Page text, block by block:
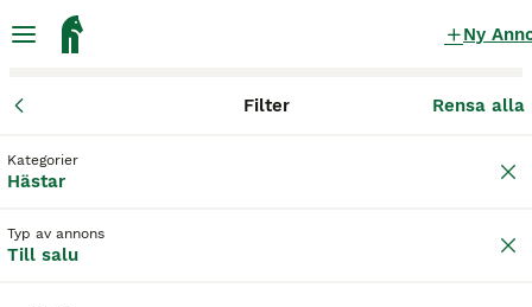
Ny
Filter Rensa alla
Kategorier
Hästar
Typ av annons
Till salu
Hästar till salu